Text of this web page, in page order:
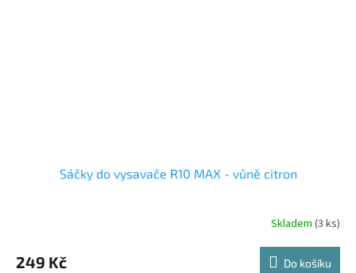
Sáčky do vysavače R10 MAX - vůně citron
Skladem (3 ks)
249 Kč Do košíku